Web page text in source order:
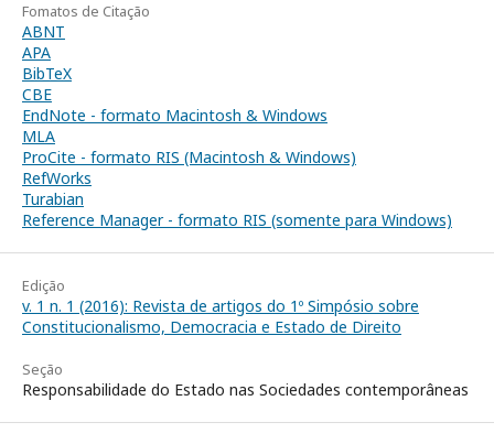
Fomatos de Citação
ABNT
APA
BibTeX
CBE
EndNote - formato Macintosh & Windows
MLA
ProCite - formato RIS (Macintosh & Windows)
RefWorks
Turabian
Reference Manager - formato RIS (somente para Windows)
Edição
v. 1 n. 1 (2016): Revista de artigos do 1º Simpósio sobre
Constitucionalismo, Democracia e Estado de Direito
Seção
Responsabilidade do Estado nas Sociedades contemporâneas